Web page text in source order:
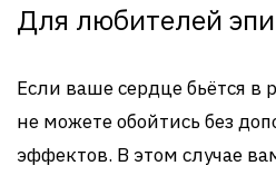
Для любителей
Если ваше сердце бьётся в
не можете обойтись без
эффектов. В этом случае